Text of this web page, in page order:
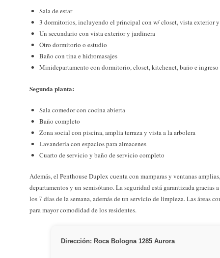
Sala de estar
3 dormitorios, incluyendo el principal con w/ closet, vista exterior
Un secundario con vista exterior y jardinera
Otro dormitorio o estudio
Baño con tina e hidromasajes
Minidepartamento con dormitorio, closet, kitchenet, baño e
Segunda planta:
Sala comedor con cocina abierta
Baño completo
Zona social con piscina, amplia terraza y vista a la arbolera
Lavandería con espacios para almacenes
Cuarto de servicio y baño de servicio completo
Además, el Penthouse Duplex cuenta con mamparas y ventanas
departamentos y un semisótano. La seguridad está garantizada gracias
los 7 días de la semana, además de un servicio de limpieza. Las áreas
para mayor comodidad de los residentes.
Dirección: Roca Bologna 1285 Aurora